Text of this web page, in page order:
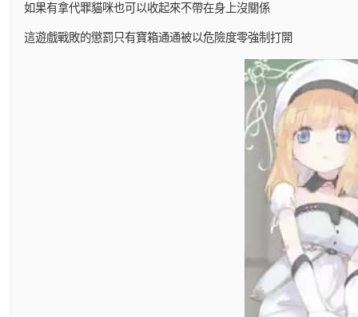
如果有拿代罪貓咪也可以收起來不帶在身上沒關係
這遊戲戰敗的懲罰只有寶箱通通被以危險度零強制打開